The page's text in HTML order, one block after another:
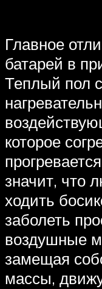
Главное
батарей в
Теплый пол
которое
значит, что
ходить
заболеть
воздушные
замещая
массы,